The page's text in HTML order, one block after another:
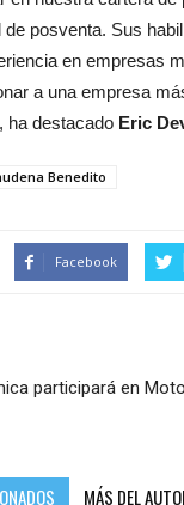
de posventa. Sus
en empresas
a una empresa
ha destacado Eric
Benedito
Facebook
participará en
MÁS DEL